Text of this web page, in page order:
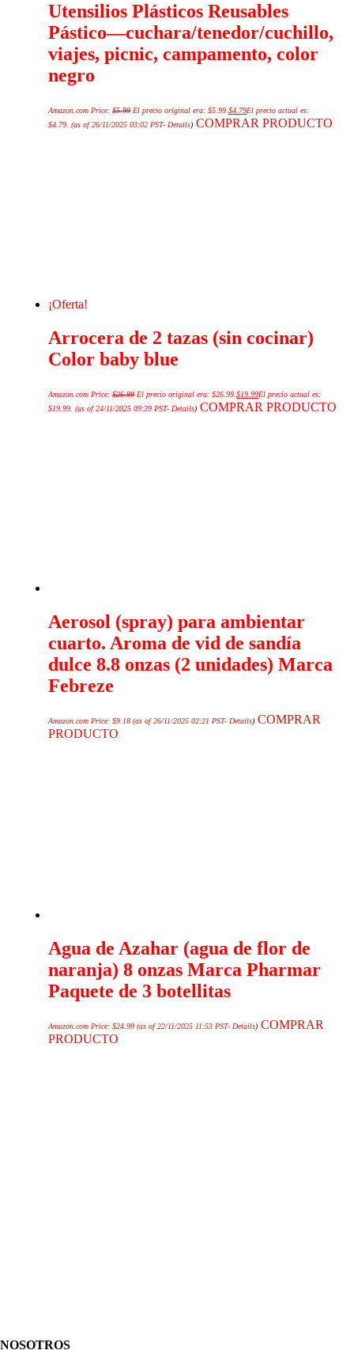
Utensilios Plásticos Reusables
Pástico—cuchara/tenedor/cuchillo,
viajes, picnic, campamento, color
negro
Amazon.com Price:$5.99 El precio original era: $5.99.$4.79El precio actual es:
$4.79. (as of 26/11/2025 03:02 PST- Details) COMPRAR PRODUCTO
¡Oferta!
Arrocera de 2 tazas (sin cocinar)
Color baby blue
Amazon.com Price:$26.99 El precio original era: $26.99.$19.99El precio actual es:
$19.99. (as of 24/11/2025 09:39 PST- Details) COMPRAR PRODUCTO
Aerosol (spray) para ambientar
cuarto. Aroma de vid de sandía
dulce 8.8 onzas (2 unidades) Marca
Febreze
Amazon.com Price:$9.18 (as of 26/11/2025 02:21 PST- Details) COMPRAR
PRODUCTO
Agua de Azahar (agua de flor de
naranja) 8 onzas Marca Pharmar
Paquete de 3 botellitas
Amazon.com Price:$24.99 (as of 22/11/2025 11:53 PST- Details) COMPRAR
PRODUCTO
NOSOTROS